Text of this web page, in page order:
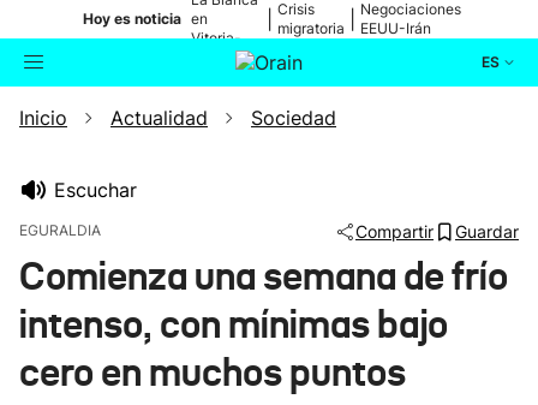
Hoy es noticia en
Vitoria-
Gasteiz
Crisis
migratoria
Negociaciones
EEUU-Irán
ES
Buscador Actualidad
Ikusmiran
Eguraldia
Inicio Actualidad Sociedad
Escuchar
EGURALDIA Compartir Guardar
Comienza una semana de frío
intenso, con mínimas bajo
cero en muchos puntos